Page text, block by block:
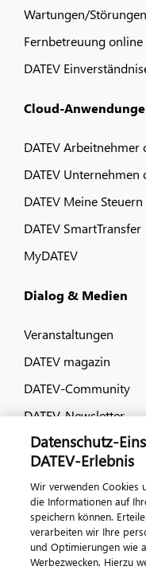
Wartungen/Störungen
Fernbetreuung online
DATEV
Cloud-
DATEV Arbeitnehmer
DATEV Unternehmen
DATEV Meine Steuern
DATEV SmartTransfer
MyDATEV
Dialog & Medien
Veranstaltungen
DATEV magazin
DATEV-Community
DATEV-Newsletter
Datenschutz-
DATEV-Erlebnis
Wir verwenden Cookies
die Informationen auf
speichern können.
verarbeiten wir Ihre
und Optimierungen wie
Werbezwecken. Hierzu